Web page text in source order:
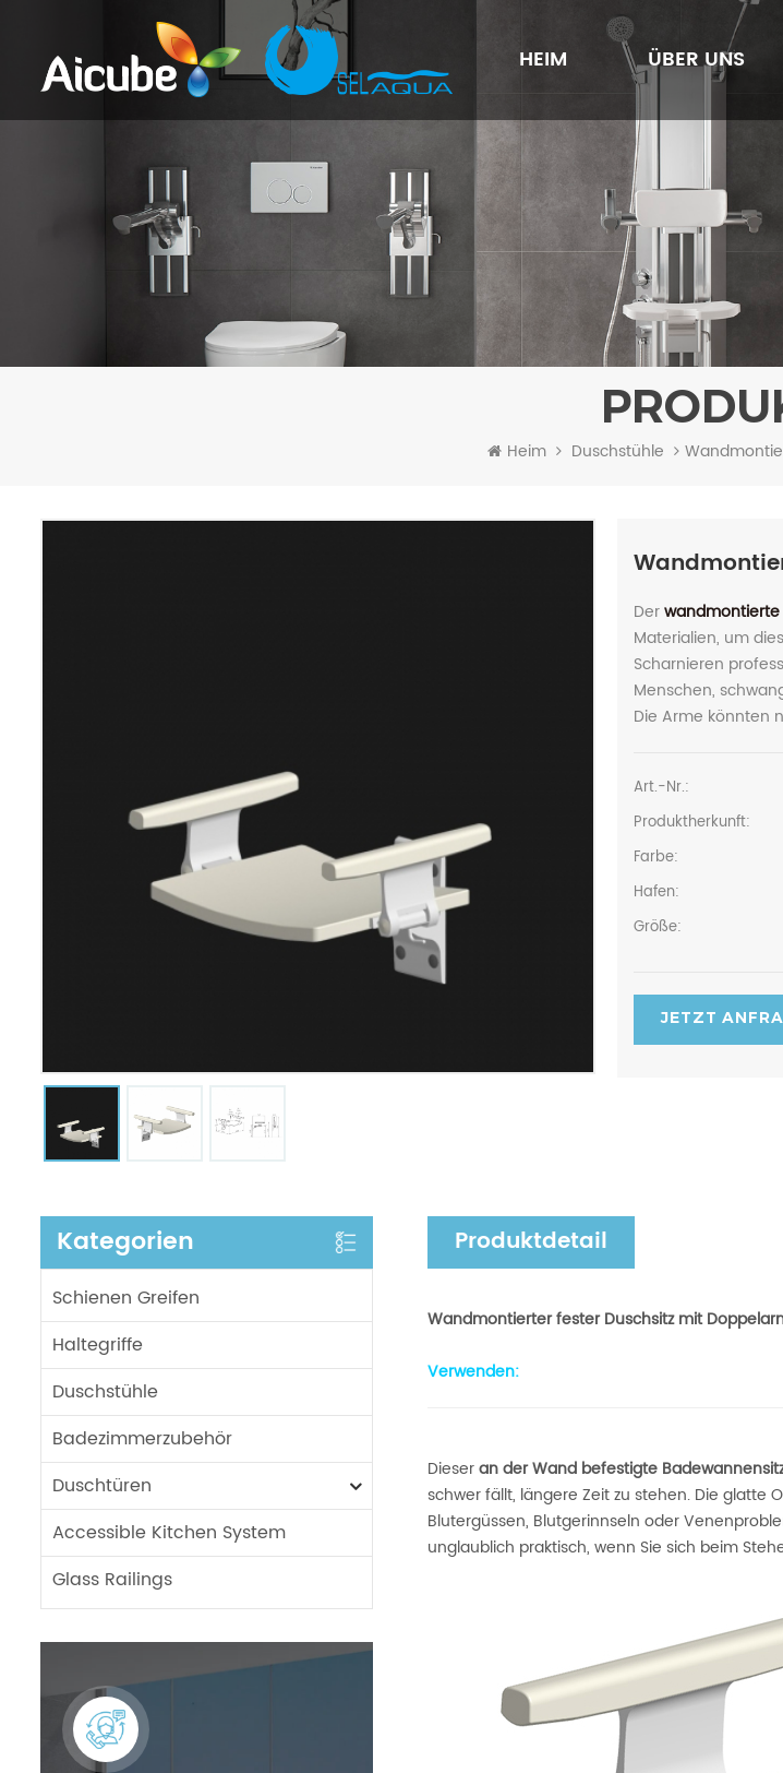
HEIM ÜBER UNS
Heim Duschstühle
Der
Materialien, um
Scharnieren
Menschen,
Die Arme könnten
Art.-Nr.:
Produktherkunft:
Farbe:
Hafen:
Größe:
JETZT
Kategorien
Schienen Greifen
Haltegriffe
Duschstühle
Badezimmerzubehör
Duschtüren
Accessible Kitchen System
Glass Railings
Produktdetail
Wandmontierter fester Duschsitz mit
Verwenden:
Dieseran der Wand befestigte
schwer fällt, längere Zeit zu stehen. Die glatte
Blutergüssen, Blutgerinnseln oder
unglaublich praktisch, wenn Sie sich beim